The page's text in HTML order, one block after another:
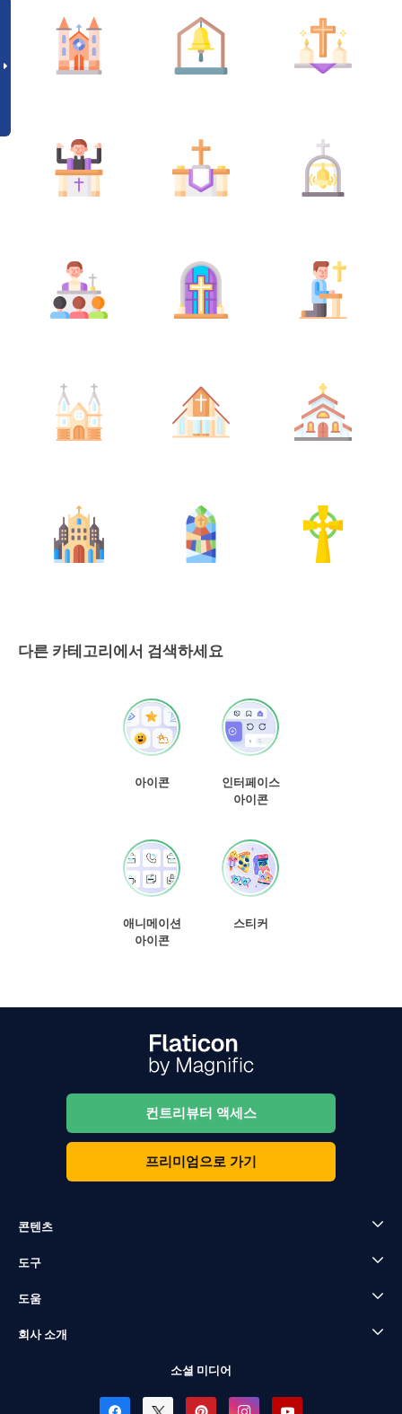
다른 카테고리에서 검색하세요
아이콘
인터페이스
아이콘
애니메이션
아이콘
스티커
컨트리뷰터 액세스
프리미엄으로 가기
콘텐츠
도구
도움
회사 소개
소셜 미디어